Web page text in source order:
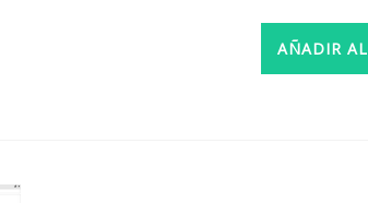
AÑADIR